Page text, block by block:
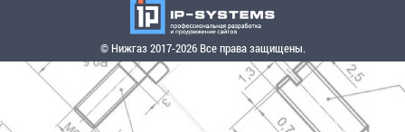
© Нижгаз 2017-2026 Все права защищены.